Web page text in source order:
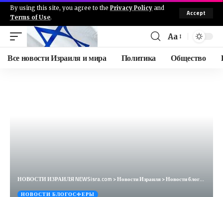
By using this site, you agree to the Privacy Policy and
Terms of Use.
Accept
Aa
Все новости Израиля и мира Политика Общество
НОВОСТИ ИЗРАИЛЯ NEWSisra.com >Новости Израиля>Новости блогосферы
НОВОСТИ БЛОГОСФЕРЫ